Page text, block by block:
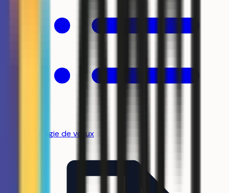
Stratégie de vœux